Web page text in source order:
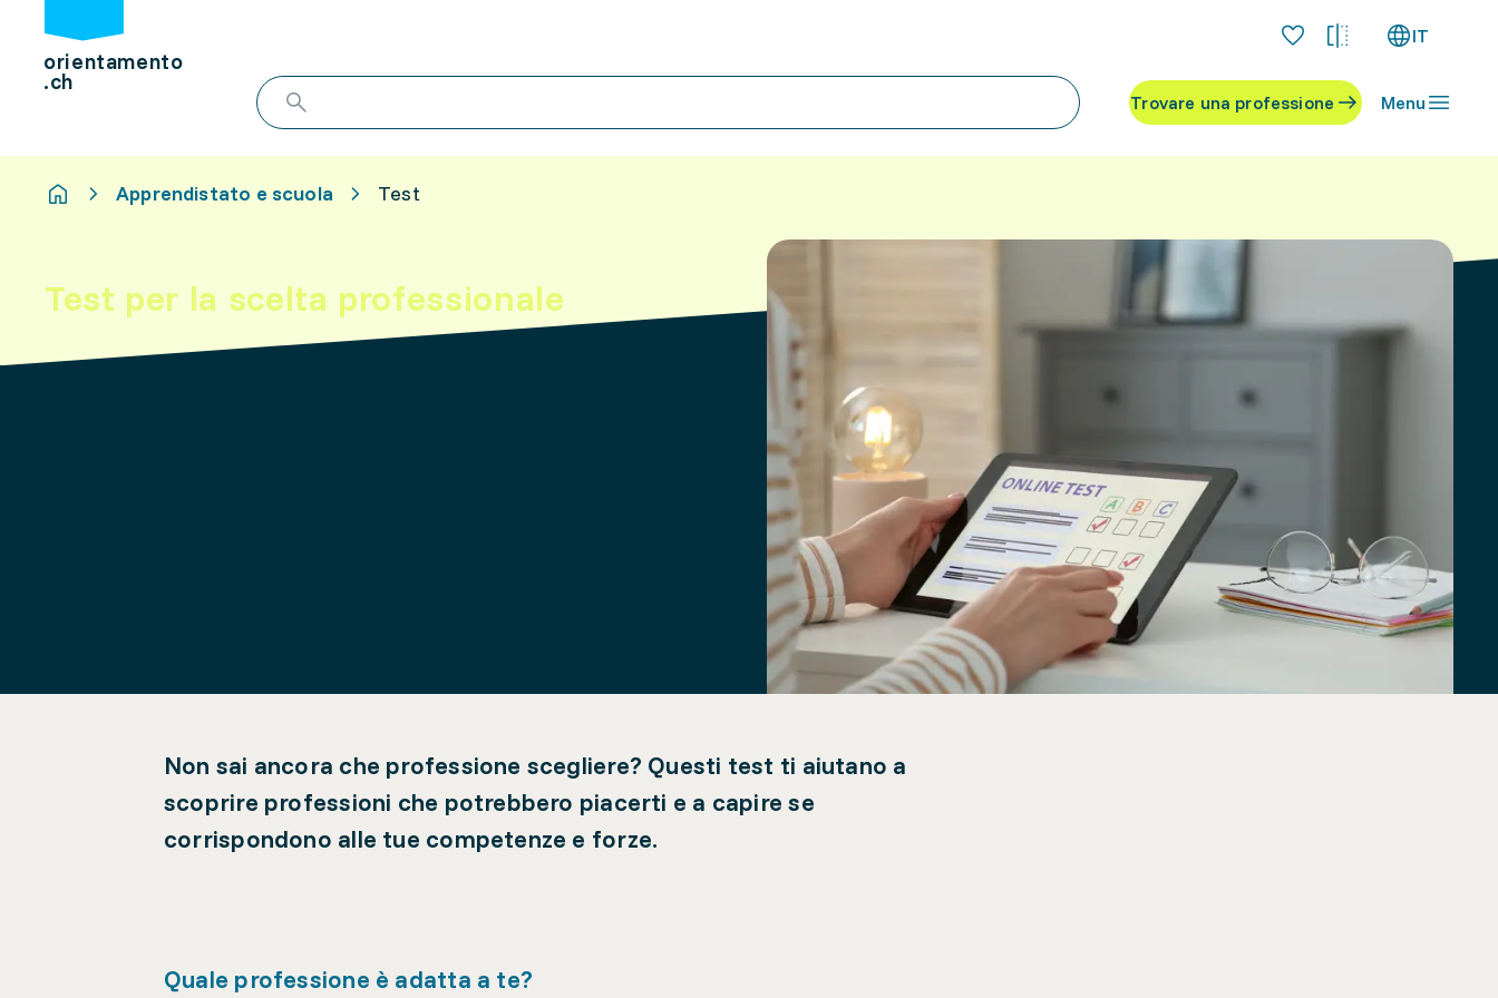
orientamento
.ch
IT
Trovare una professione Menu
Apprendistato e scuola Test
Test per la scelta professionale
Non sai ancora che professione scegliere? Questi test ti aiutano a
scoprire professioni che potrebbero piacerti e a capire se
corrispondono alle tue competenze e forze.
Quale professione è adatta a te?